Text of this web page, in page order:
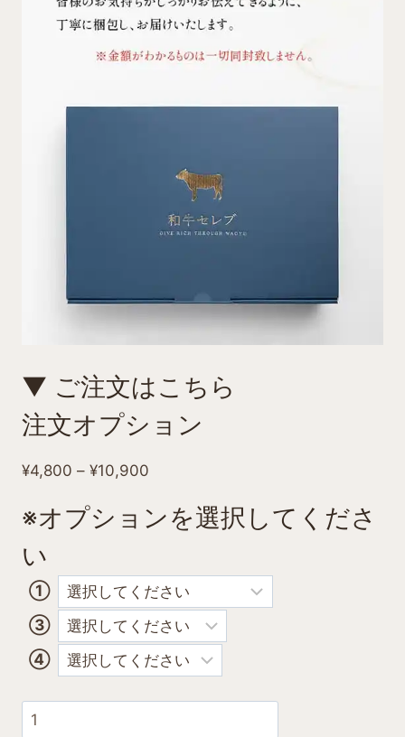
▼ ご注文はこちら
注文オプション
¥4,800 – ¥10,900
帯:
¥10,900
※オプションを選択してくださ
い
①
③
④
和